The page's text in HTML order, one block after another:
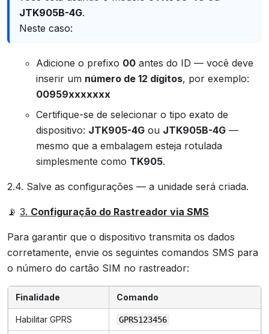
JTK905B-4G.
Neste caso:
Adicione o prefixo 00 antes do ID — você deve
inserir um número de 12 dígitos, por exemplo:
00959xxxxxxx
Certifique-se de selecionar o tipo exato de
dispositivo: JTK905-4G ou JTK905B-4G —
mesmo que a embalagem esteja rotulada
simplesmente como TK905.
2.4. Salve as configurações — a unidade será criada.
📡 3. Configuração do Rastreador via SMS
Para garantir que o dispositivo transmita os dados
corretamente, envie os seguintes comandos SMS para
o número do cartão SIM no rastreador:
Finalidade Comando
Habilitar GPRS GPRS123456